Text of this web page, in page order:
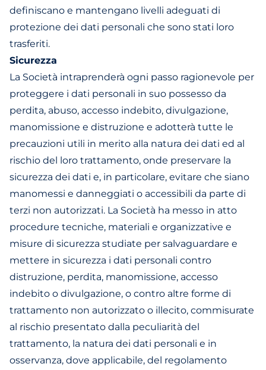
definiscano e mantengano livelli adeguati di
protezione dei dati personali che sono stati loro
trasferiti.
Sicurezza
La Società intraprenderà ogni passo ragionevole per
proteggere i dati personali in suo possesso da
perdita, abuso, accesso indebito, divulgazione,
manomissione e distruzione e adotterà tutte le
precauzioni utili in merito alla natura dei dati ed al
rischio del loro trattamento, onde preservare la
sicurezza dei dati e, in particolare, evitare che siano
manomessi e danneggiati o accessibili da parte di
terzi non autorizzati. La Società ha messo in atto
procedure tecniche, materiali e organizzative e
misure di sicurezza studiate per salvaguardare e
mettere in sicurezza i dati personali contro
distruzione, perdita, manomissione, accesso
indebito o divulgazione, o contro altre forme di
trattamento non autorizzato o illecito, commisurate
al rischio presentato dalla peculiarità del
trattamento, la natura dei dati personali e in
osservanza, dove applicabile, del regolamento